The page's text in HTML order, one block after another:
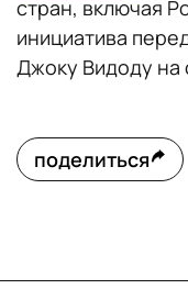
стран, включая
инициатива
Джоку Видоду на
поделиться